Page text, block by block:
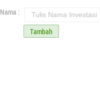
Nama : Tulis Nama Investasi
Tambah